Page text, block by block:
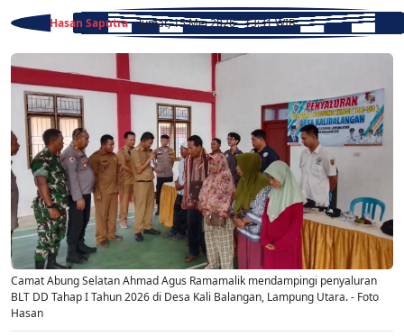
Hasan Saputra - Jumat, 15 Mei 2026 - 13:31 WIB
Camat Abung Selatan Ahmad Agus Ramamalik mendampingi penyaluran
BLT DD Tahap I Tahun 2026 di Desa Kali Balangan, Lampung Utara. - Foto
Hasan